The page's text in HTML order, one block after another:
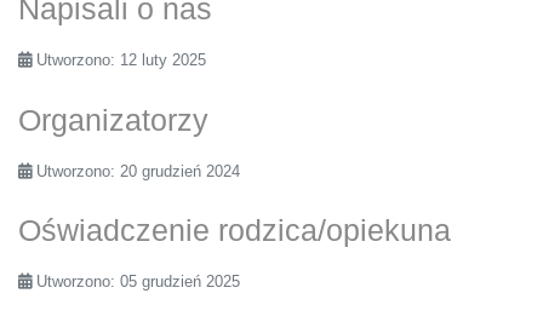
Napisali o nas
Utworzono: 12 luty 2025
Organizatorzy
Utworzono: 20 grudzień 2024
Oświadczenie rodzica/opiekuna
Utworzono: 05 grudzień 2025